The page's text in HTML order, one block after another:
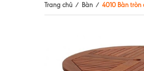
Trang chủ / Bàn / 4010 Bàn